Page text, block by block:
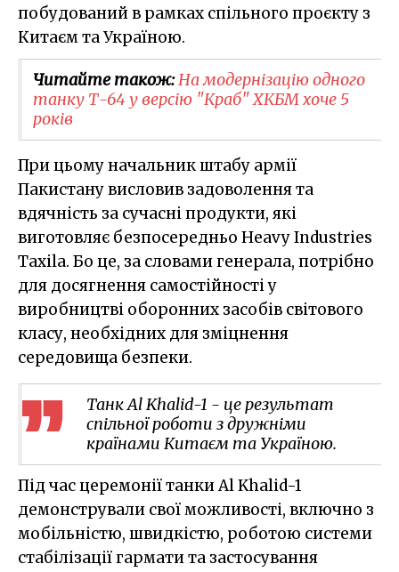
побудований в рамках спільного проєкту з
Китаєм та Україною.
Читайте також:На модернізацію одного
танку Т-64 у версію "Краб" ХКБМ хоче 5
років
При цьому начальник штабу армії
Пакистану висловив задоволення та
вдячність за сучасні продукти, які
виготовляє безпосередньо Heavy Industries
Taxila. Бо це, за словами генерала, потрібно
для досягнення самостійності у
виробництві оборонних засобів світового
класу, необхідних для зміцнення
середовища безпеки.
Танк Al Khalid-1 - це результат
спільної роботи з дружніми
країнами Китаєм та Україною.
Під час церемонії танки Al Khalid-1
демонстрували свої можливості, включно з
мобільністю, швидкістю, роботою системи
стабілізації гармати та застосування